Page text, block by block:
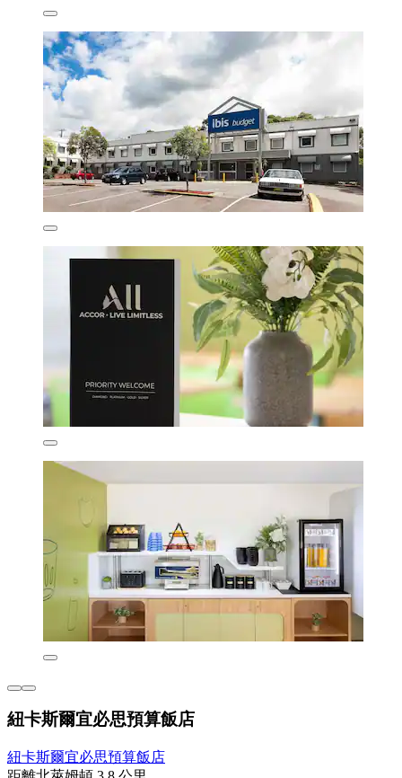
紐卡斯爾宜必思預算飯店
紐卡斯爾宜必思預算飯店